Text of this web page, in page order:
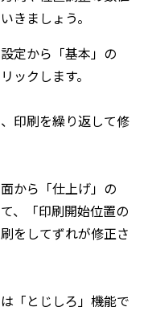
きましょう。
定から「基本」の
ックします。
印刷を繰り返して修
から「仕上げ」の
、「印刷開始位置の
をしてずれが修正さ
「とじしろ」機能で